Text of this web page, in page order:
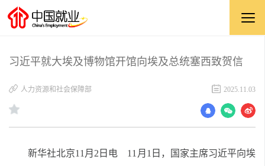
习近平就大埃及博物馆开馆向埃及总统塞西致贺信
人力资源和社会保障部 2025.11.03
新华社北京11月2日电 11月1日，国家主席习近平向埃